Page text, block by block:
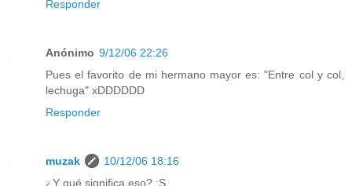
Responder
Anónimo 9/12/06 22:26
Pues el favorito de mi hermano mayor es: "Entre col y col,
lechuga" xDDDDDD
Responder
muzak
10/12/06 18:16
¿Y qué significa eso? :S